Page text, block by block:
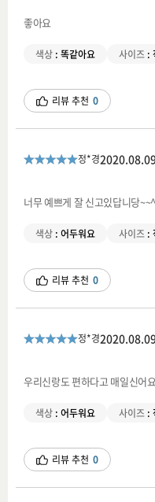
좋아요
색상 : 똑같아요 사이즈 :
리뷰 추천 0
정*경
너무 예쁘게 잘 신고있답니당
색상 : 어두워요 사이즈 :
리뷰 추천 0
정*경
우리신랑도 편하다고 매일신어
색상 : 어두워요 사이즈 :
리뷰 추천 0